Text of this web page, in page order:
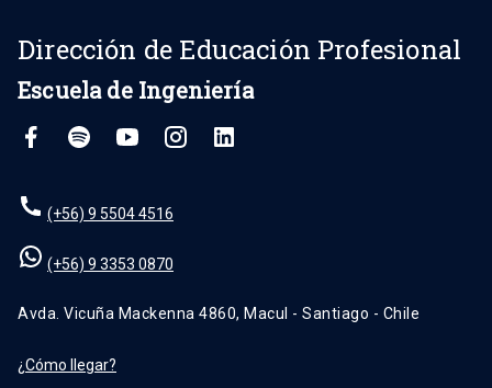
Dirección de Educación Profesional
Escuela de Ingeniería
(+56) 9 5504 4516
(+56) 9 3353 0870
Avda. Vicuña Mackenna 4860, Macul - Santiago - Chile
¿Cómo llegar?